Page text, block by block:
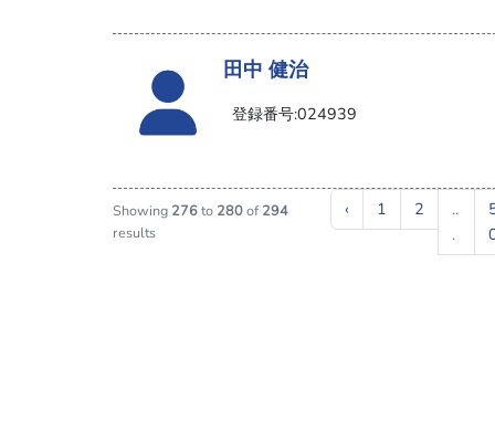
田中 健治
登録番号:024939
Showing 276to 280of294
results
‹ 1 2
..
.